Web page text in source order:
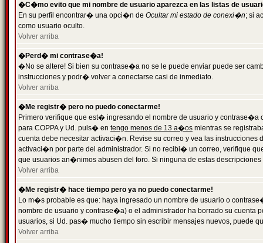
�C�mo evito que mi nombre de usuario aparezca en las listas de
En su perfil encontrar� una opci�n de Ocultar mi estado de conexi�n; si
como usuario oculto.
Volver arriba
�Perd� mi contrase�a!
�No se altere! Si bien su contrase�a no se le puede enviar puede ser
instrucciones y podr� volver a conectarse casi de inmediato.
Volver arriba
�Me registr� pero no puedo conectarme!
Primero verifique que est� ingresando el nombre de usuario y
para COPPA y Ud. puls� en tengo menos de 13 a�os mientras se
cuenta debe necesitar activaci�n. Revise su correo y vea las
activaci�n por parte del administrador. Si no recibi� un correo, verifique
que usuarios an�nimos abusen del foro. Si ninguna de estas
Volver arriba
�Me registr� hace tiempo pero ya no puedo conectarme!
Lo m�s probable es que: haya ingresado un nombre de usuario o
nombre de usuario y contrase�a) o el administrador ha borrado su
usuarios, si Ud. pas� mucho tiempo sin escribir mensajes nuevos, puede
Volver arriba